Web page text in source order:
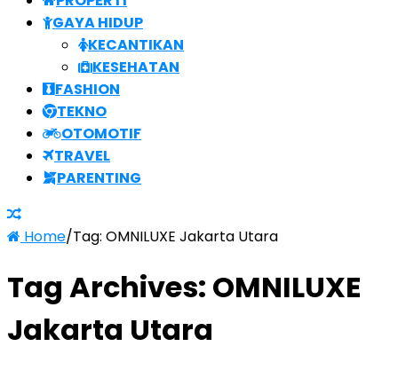
GAYA HIDUP
KECANTIKAN
KESEHATAN
FASHION
TEKNO
OTOMOTIF
TRAVEL
PARENTING
Home/Tag: OMNILUXE Jakarta Utara
Tag Archives: OMNILUXE
Jakarta Utara